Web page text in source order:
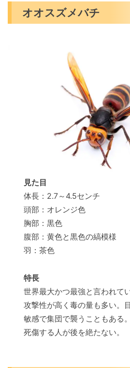
オオスズメバチ
見た目
体長：2.7～4.5センチ
頭部：オレンジ色
胸部：黒色
腹部：黄色と黒色の縞模様
羽：茶色
特長
世界最大かつ最強と言われて
攻撃性が高く毒の量も多い。
敏感で集団で襲うこともある
死傷する人が後を絶たない。